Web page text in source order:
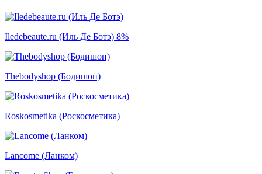
Iledebeaute.ru (Иль Де Ботэ) 8%
Thebodyshop (Бодишоп)
Roskosmetika (Роскосметика)
Lancome (Ланком)